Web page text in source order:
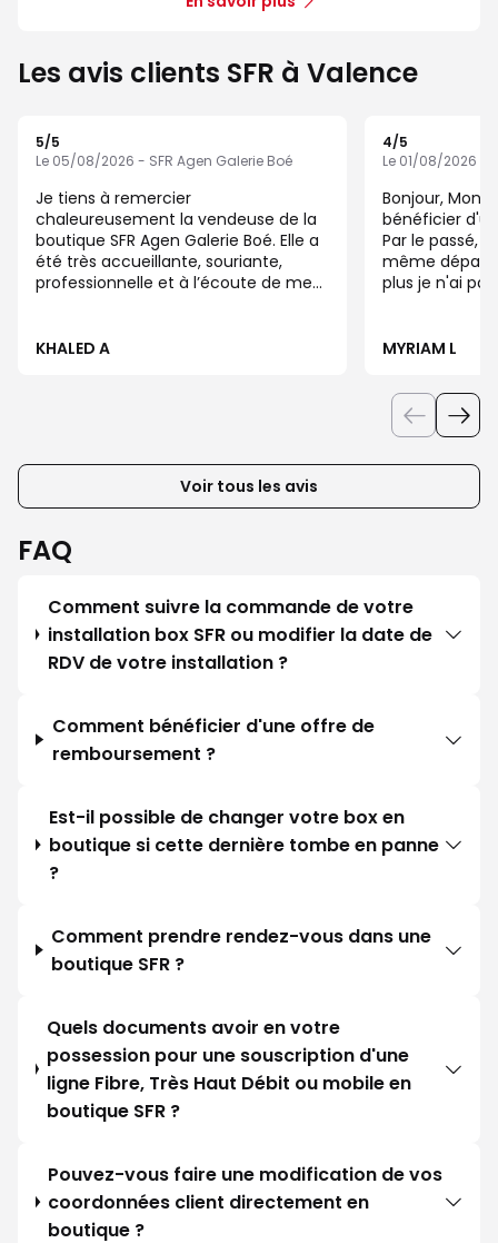
Les avis clients SFR à Valence
5/5
Le 05/08/2026 - SFR Agen Galerie Boé
Je tiens à remercier
chaleureusement la vendeuse de la
boutique SFR Agen Galerie Boé. Elle a
été très accueillante, souriante,
professionnelle et à l’écoute de mes
avec patience et m’a très bien
KHALED A
4/5
Le 01/08/2026 -
Bonjour, Mon
bénéficier
Par le passé,
même
plus je n'ai
MYRIAM L
Voir tous les avis
FAQ
Comment suivre la commande de votre
installation box SFR ou modifier la date de
RDV de votre installation ?
Comment bénéficier d'une offre de
remboursement ?
Est-il possible de changer votre box en
boutique si cette dernière tombe en panne
?
Comment prendre rendez-vous dans une
boutique SFR ?
Quels documents avoir en votre
possession pour une souscription d'une
ligne Fibre, Très Haut Débit ou mobile en
boutique SFR ?
Pouvez-vous faire une modification de vos
coordonnées client directement en
boutique ?